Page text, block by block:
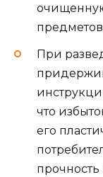
При
что
его